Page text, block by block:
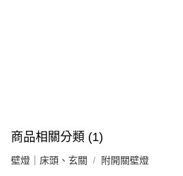
商品相關分類 (1)
壁燈｜床頭、玄關 附開關壁燈